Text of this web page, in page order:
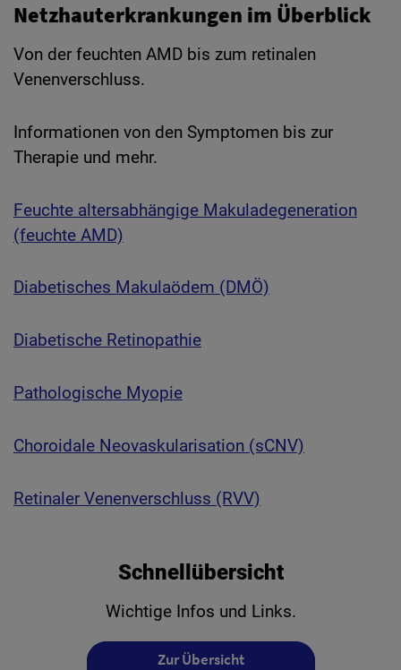
Netzhauterkrankungen im Überblick
Von der feuchten AMD bis zum retinalen
Venenverschluss.
Informationen von den Symptomen bis zur
Therapie und mehr.
Feuchte altersabhängige Makuladegeneration
(feuchte AMD)
Diabetisches Makulaödem (DMÖ)
Diabetische Retinopathie
Pathologische Myopie
Choroidale Neovaskularisation (sCNV)
Retinaler Venenverschluss (RVV)
Schnellübersicht
Wichtige Infos und Links.
Zur Übersicht